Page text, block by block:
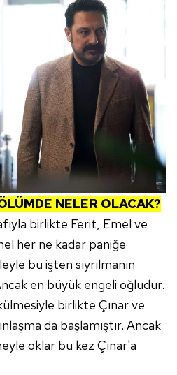
NELER OLACAK?
birlikte Ferit, Emel ve
her ne kadar paniğe
bu işten sıyrılmanın
en büyük engeli oğludur.
birlikte Çınar ve
da başlamıştır. Ancak
oklar bu kez Çınar'a